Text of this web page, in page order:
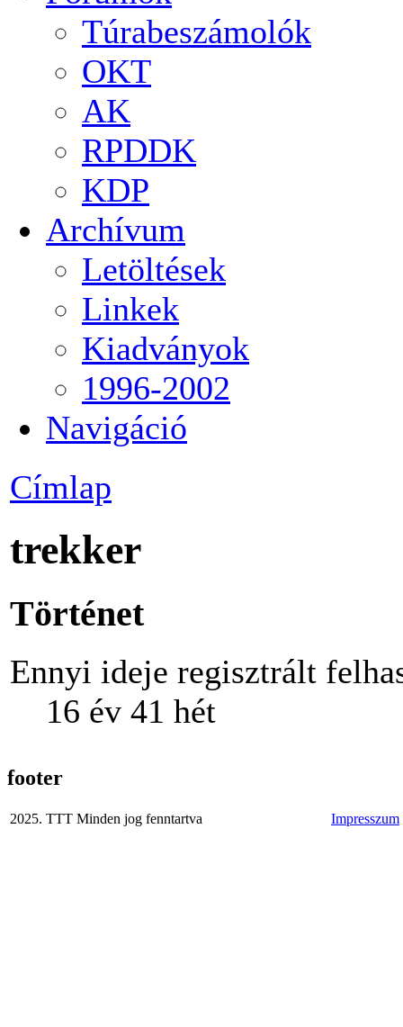
Túrabeszámolók
OKT
AK
RPDDK
KDP
Archívum
Letöltések
Linkek
Kiadványok
1996-2002
Navigáció
Címlap
trekker
Történet
Ennyi ideje regisztrált
16 év 41 hét
footer
2025. TTT Minden jog fenntartva Impresszum